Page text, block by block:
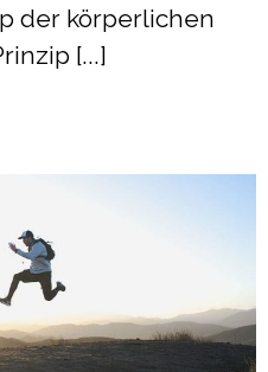
der körperlichen
[...]